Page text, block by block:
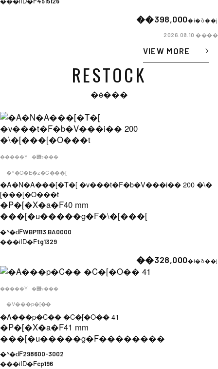
��398,000�i�ō��j
2026.08.10����
VIEW MORE
RESTOCK
�ē���
�����Y �݌ɂ���
�^�O�E�z�C���[
�A�N�A���[�T�[ �v���t�F�b�V���i�� 200 �\�
[���[�O���t
�P�[�X�a�F40 mm
���[�u�����g�F�\�[���[
�^�ԁFWBP1113.BA0000
���iID�Ftg1329
��328,000�i�ō��j
�����Y �݌ɂ���
�V���p�[��
�A���p�C�� �C�[�O�� 41
�P�[�X�a�F41 mm
���[�u�����g�F��������
�^�ԁF298600-3002
���iID�Fcp196